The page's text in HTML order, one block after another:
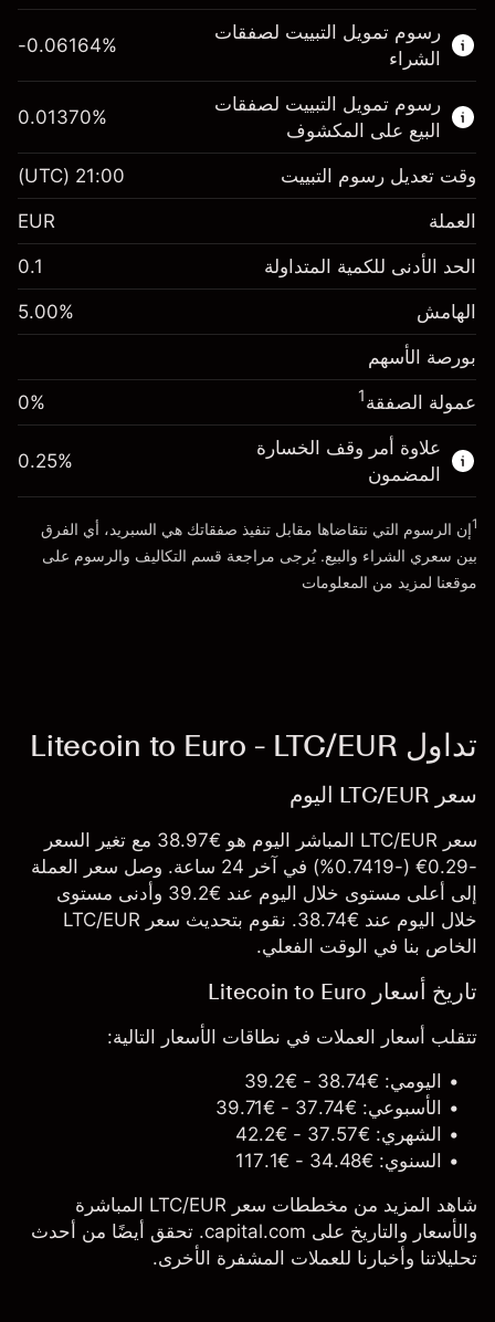
هذا السوق المالي متاح للتداول من خلال عقود
الفروقات.
اعرف المزيد عن:
عقود الفروقات
رسوم تمويل التبييت لصفقات
الشراء
€1,000.00
رسوم التبييت
الرسوم من قيمة الصفقة الكاملة
%
(-€12.33)
حجم الصفقة بالرافعة المالية ~€20,000.00
الأموال من الرافعة المالية ~ دولار
انتقل إلى المنصة
-0.06164%
رسوم تمويل التبييت لصفقات
البيع على المكشوف
الهامش. استثمارك €1,000.00
رسوم التبييت
الرسوم من قيمة الصفقة الكاملة
%
(€2.74)
حجم الصفقة بالرافعة المالية ~
الأموال من الرافعة المالية ~ دولار
انتقل إلى المنصة
0.01370%
وقت تعديل رسوم التبييت 21:00
(UTC)
العملة EUR
الحد الأدنى للكمية المتداولة 0.1
الهامش 5.00%
بورصة الأسهم
عمولة الصفقة1
0%
علاوة أمر وقف الخسارة
المضمون
0.25%
1إن الرسوم التي نتقاضاها مقابل تنفيذ صفقاتك هي السبريد، أي الفرق
بين سعري الشراء والبيع. يُرجى مراجعة قسم التكاليف والرسوم على
موقعنا لمزيد من المعلومات
تداول Litecoin to Euro - LTC/EUR
سعر LTC/EUR اليوم
سعر LTC/EUR المباشر اليوم هو €38.97 مع تغير السعر
-0.29€ (-0.7419%) في آخر 24 ساعة. وصل سعر العملة
إلى أعلى مستوى خلال اليوم عند €39.2 وأدنى مستوى
خلال اليوم عند €38.74. نقوم بتحديث سعر LTC/EUR
الخاص بنا في الوقت الفعلي.
تاريخ أسعار Litecoin to Euro
تتقلب أسعار العملات في نطاقات الأسعار التالية:
اليومي: €38.74 - €39.2
الأسبوعي: €37.74 - €39.71
الشهري: €37.57 - €42.2
السنوي: €34.48 - €117.1
شاهد المزيد من مخططات سعر LTC/EUR المباشرة
والأسعار والتاريخ على capital.com. تحقق أيضًا من أحدث
تحليلاتنا وأخبارنا للعملات المشفرة الأخرى.